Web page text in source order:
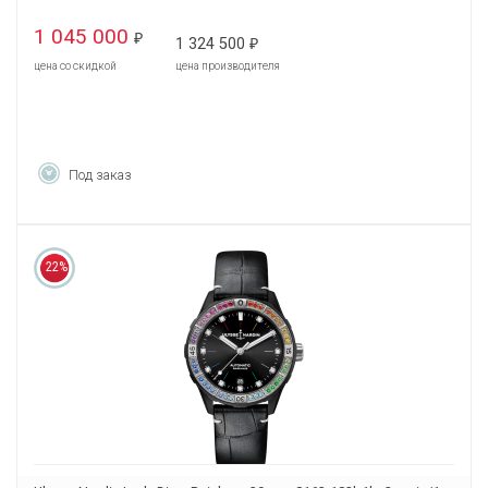
1 045 000 ₽
цена со скидкой
1 324 500 ₽
цена производителя
Под заказ
22%